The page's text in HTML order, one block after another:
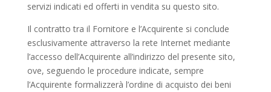
servizi indicati ed offerti in vendita su questo sito.
Il contratto tra il Fornitore e l’Acquirente si conclude
esclusivamente attraverso la rete Internet mediante
l’accesso dell’Acquirente all’indirizzo del presente sito,
ove, seguendo le procedure indicate, sempre
l’Acquirente formalizzerà l’ordine di acquisto dei beni